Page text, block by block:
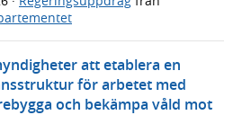
att etablera en
för arbetet med
och bekämpa våld mot